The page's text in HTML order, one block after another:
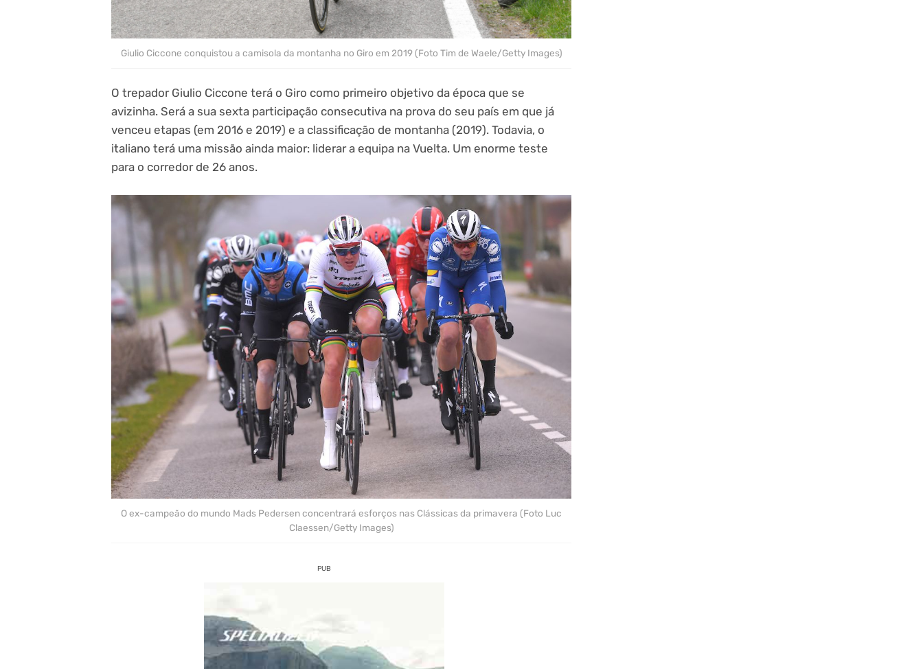
Giulio Ciccone conquistou a camisola da montanha no Giro em 2019 (Foto Tim de Waele/Getty Images)
O trepador Giulio Ciccone terá o Giro como primeiro objetivo da época que se
avizinha. Será a sua sexta participação consecutiva na prova do seu país em que já
venceu etapas (em 2016 e 2019) e a classificação de montanha (2019). Todavia, o
italiano terá uma missão ainda maior: liderar a equipa na Vuelta. Um enorme teste
para o corredor de 26 anos.
O ex-campeão do mundo Mads Pedersen concentrará esforços nas Clássicas da primavera (Foto Luc
Claessen/Getty Images)
PUB